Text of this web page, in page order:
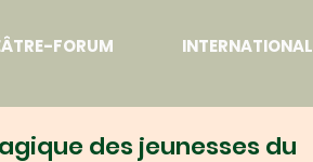
FORUM INTERNATIONAL
des jeunesses du